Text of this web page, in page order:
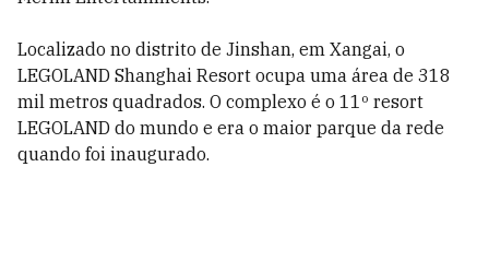
Localizado no distrito de Jinshan, em Xangai, o
LEGOLAND Shanghai Resort ocupa uma área de 318
mil metros quadrados. O complexo é o 11º resort
LEGOLAND do mundo e era o maior parque da rede
quando foi inaugurado.